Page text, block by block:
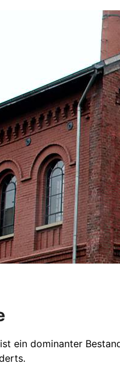
ein dominanter